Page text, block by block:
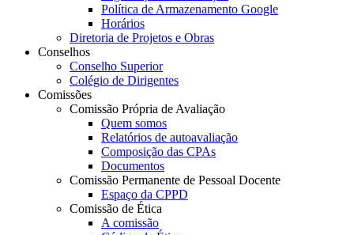
Política de Armazenamento Google
Horários
Diretoria de Projetos e Obras
Conselhos
Conselho Superior
Colégio de Dirigentes
Comissões
Comissão Própria de Avaliação
Quem somos
Relatórios de autoavaliação
Composição das CPAs
Documentos
Comissão Permanente de Pessoal Docente
Espaço da CPPD
Comissão de Ética
A comissão